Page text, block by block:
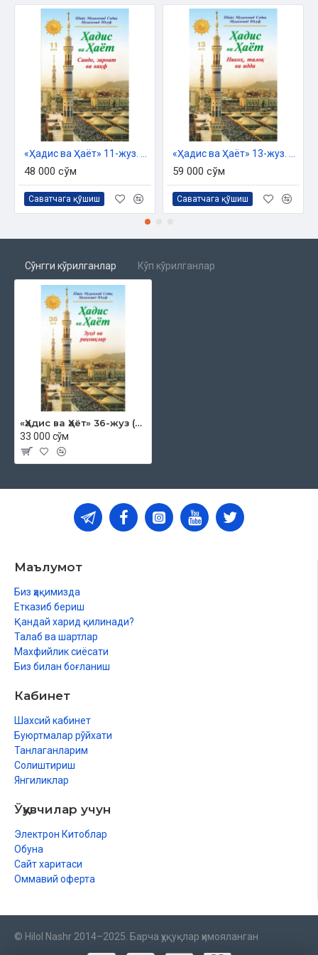
Омонатнинг кўтарилиши
Садақанинг фазли ҳақида. .
Амри маъруф ва наҳйи мункар ҳақида
Баъзи ўтганларнинг хабарлари. . .
Бешикда гапирганлар
Иблис ва унинг лашкарлари
Жин ҳақида маълумот
Мукаррам фаришталар
48 000 сўм
Саватчага қўшиш
59 000 сўм
Саватчага қўшиш
Сўнгги кўрилганлар Кўп кўрилганлар
«Ҳадис ва Ҳаёт» 36-жуз (экспорт учун)
33 000 сўм
Маълумот
Биз ҳақимизда
Етказиб бериш
Қандай харид қилинади?
Талаб ва шартлар
Махфийлик сиёсати
Биз билан боғланиш
Кабинет
Шахсий кабинет
Буюртмалар рўйхати
Танлаганларим
Солиштириш
Янгиликлар
Ўқувчилар учун
Электрон Китоблар
Обуна
Сайт харитаси
Оммавий оферта
© Hilol Nashr 2014–2025. Барча ҳуқуқлар ҳимояланган